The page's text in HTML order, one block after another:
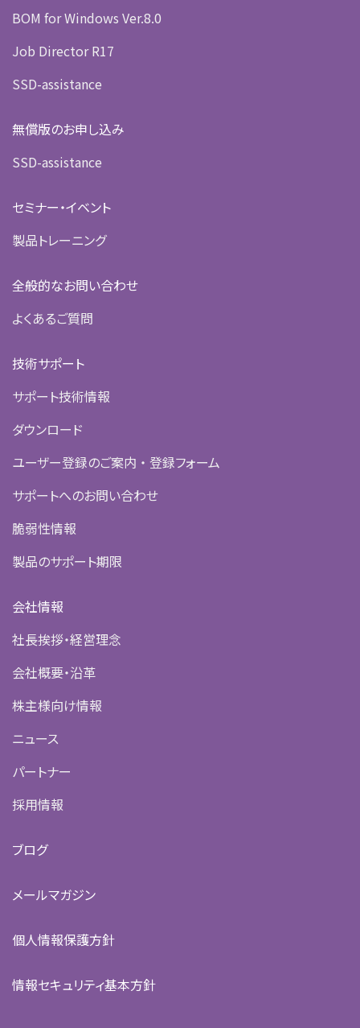
BOM for Windows Ver.8.0
Job Director R17
SSD-assistance
無償版のお申し込み
SSD-assistance
セミナー・イベント
製品トレーニング
全般的なお問い合わせ
よくあるご質問
技術サポート
サポート技術情報
ダウンロード
ユーザー登録のご案内 ・ 登録フォーム
サポートへのお問い合わせ
脆弱性情報
製品のサポート期限
会社情報
社長挨拶・経営理念
会社概要・沿革
株主様向け情報
ニュース
パートナー
採用情報
ブログ
メールマガジン
個人情報保護方針
情報セキュリティ基本方針